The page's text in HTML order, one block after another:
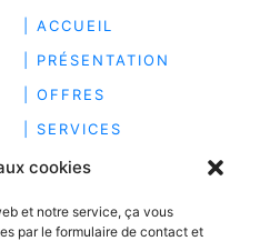
cookies
et notre service, ça vous
par le formulaire de contact et
| ACCUEIL
| PRÉSENTATION
| OFFRES
| SERVICES
| ACTUALITÉS
| HONORAIRES